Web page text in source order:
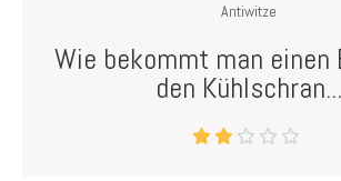
Antiwitze
Wie bekommt man einen
den Kühlschran...